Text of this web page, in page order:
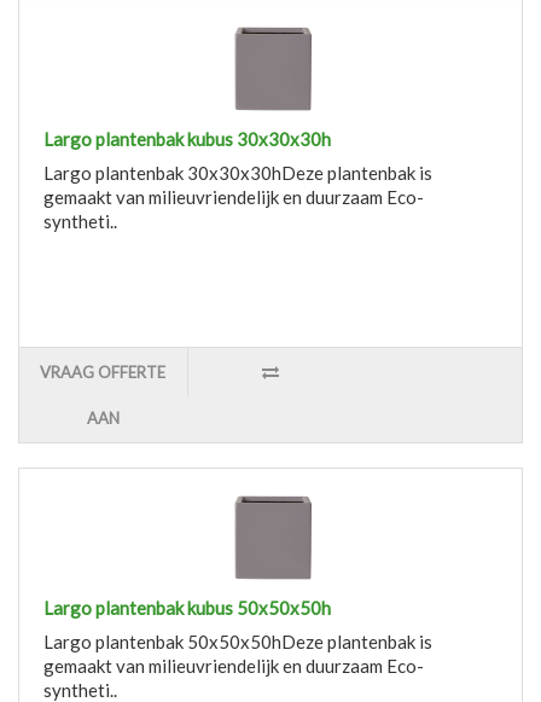
Largo plantenbak kubus 30x30x30h
Largo plantenbak 30x30x30hDeze plantenbak is
gemaakt van milieuvriendelijk en duurzaam Eco-
syntheti..
VRAAG OFFERTE
AAN
Largo plantenbak kubus 50x50x50h
Largo plantenbak 50x50x50hDeze plantenbak is
gemaakt van milieuvriendelijk en duurzaam Eco-
syntheti..